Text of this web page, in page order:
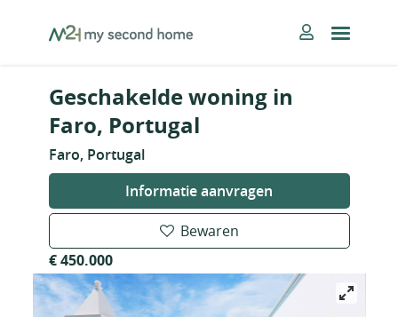
MySecondHome
Geschakelde woning in
Faro, Portugal
Faro, Portugal
Informatie aanvragen
Bewaren
€ 450.000